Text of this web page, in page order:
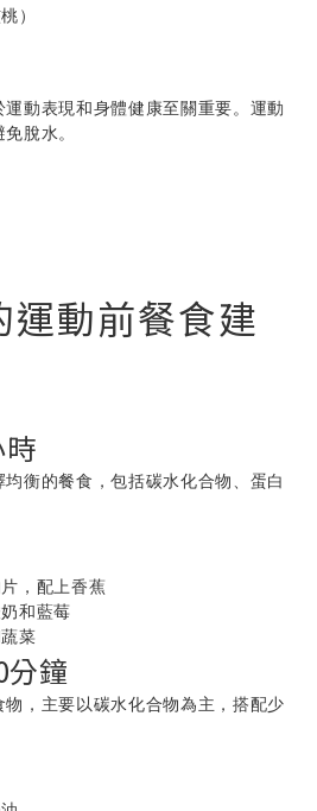
）
動表現和身體健康至關重要。運動
脫水。
運動前餐食建
衡的餐食，包括碳水化合物、蛋白
，配上香蕉
和藍莓
菜
分鐘
，主要以碳水化合物為主，搭配少